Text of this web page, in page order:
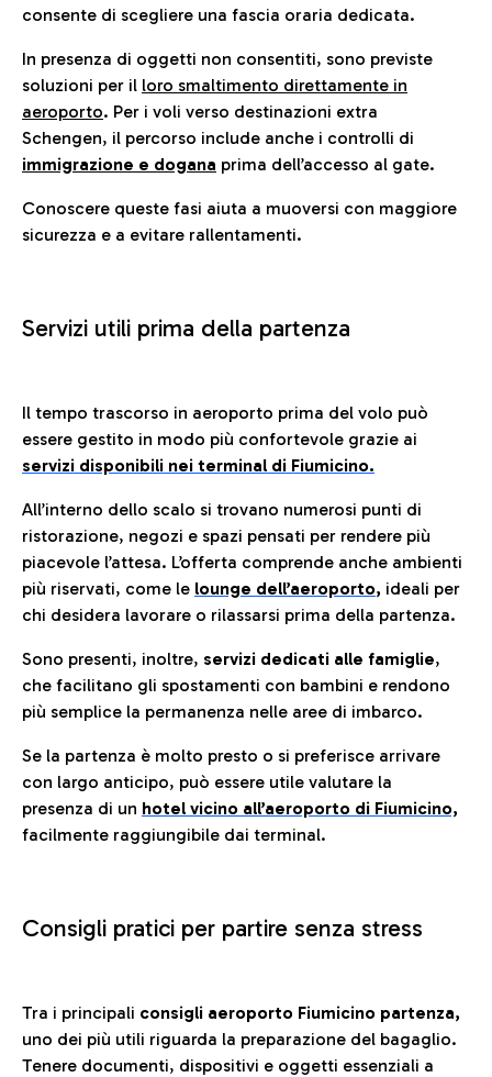
consente di scegliere una fascia oraria dedicata.
In presenza di oggetti non consentiti, sono previste
soluzioni per il loro smaltimento direttamente in
aeroporto. Per i voli verso destinazioni extra
Schengen, il percorso include anche i controlli di
immigrazione e dogana prima dell’accesso al gate.
Conoscere queste fasi aiuta a muoversi con maggiore
sicurezza e a evitare rallentamenti.
Servizi utili prima della partenza
Il tempo trascorso in aeroporto prima del volo può
essere gestito in modo più confortevole grazie ai
servizi disponibili nei terminal di Fiumicino.
All’interno dello scalo si trovano numerosi punti di
ristorazione, negozi e spazi pensati per rendere più
piacevole l’attesa. L’offerta comprende anche ambienti
più riservati, come le lounge dell’aeroporto, ideali per
chi desidera lavorare o rilassarsi prima della partenza.
Sono presenti, inoltre, servizi dedicati alle famiglie,
che facilitano gli spostamenti con bambini e rendono
più semplice la permanenza nelle aree di imbarco.
Se la partenza è molto presto o si preferisce arrivare
con largo anticipo, può essere utile valutare la
presenza di un hotel vicino all’aeroporto di Fiumicino,
facilmente raggiungibile dai terminal.
Consigli pratici per partire senza stress
Tra i principali consigli aeroporto Fiumicino partenza,
uno dei più utili riguarda la preparazione del bagaglio.
Tenere documenti, dispositivi e oggetti essenziali a